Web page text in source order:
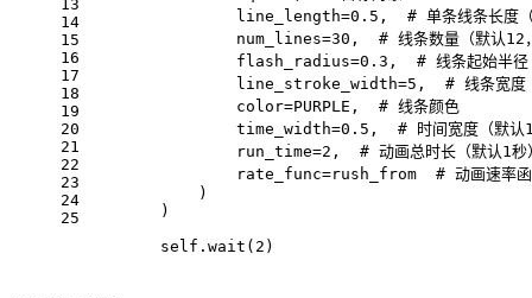
13
14
15
16
17
18
19
20
21
22
23
24
25
                line_length=
0.5 , # 单条线条长度
                num_lines=
30 , # 线条数量（默认12
                flash_radius=
0.3 , # 线条起始半
                line_stroke_width=
5 , # 线条宽度
                color=PURPLE,
# 线条颜色
                time_width=
0.5 , # 时间宽度（默认
                run_time=
2 , # 动画总时长（默认1秒
                rate_func=rush_from
# 动画速率
            )
        )
self .wait( 2 )